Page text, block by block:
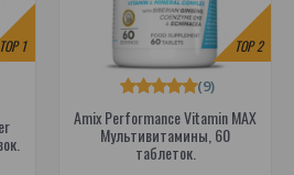
TOP1 TOP2
Amix Performance Vitamin MAX
Мультивитамины, 60
таблеток.
(9)